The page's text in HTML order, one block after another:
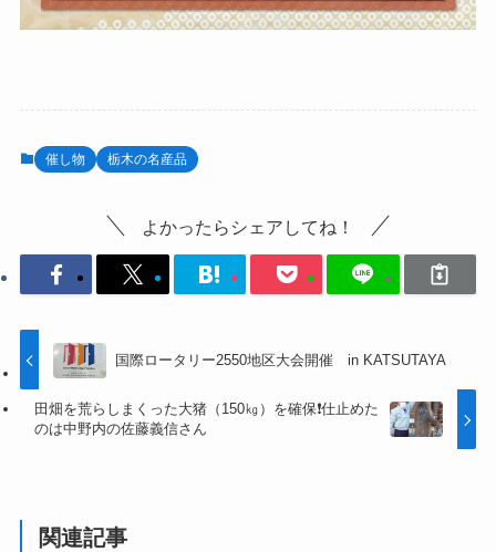
催し物 栃木の名産品
よかったらシェアしてね！
国際ロータリー2550地区大会開催 in KATSUTAYA
田畑を荒らしまくった大猪（150㎏）を確保❗仕止めた
のは中野内の佐藤義信さん
関連記事